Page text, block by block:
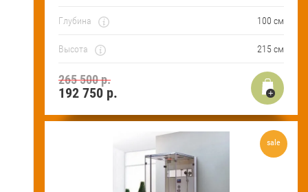
Глубина 100 см
Высота 215 см
265 500 р.
192 750р.
sale